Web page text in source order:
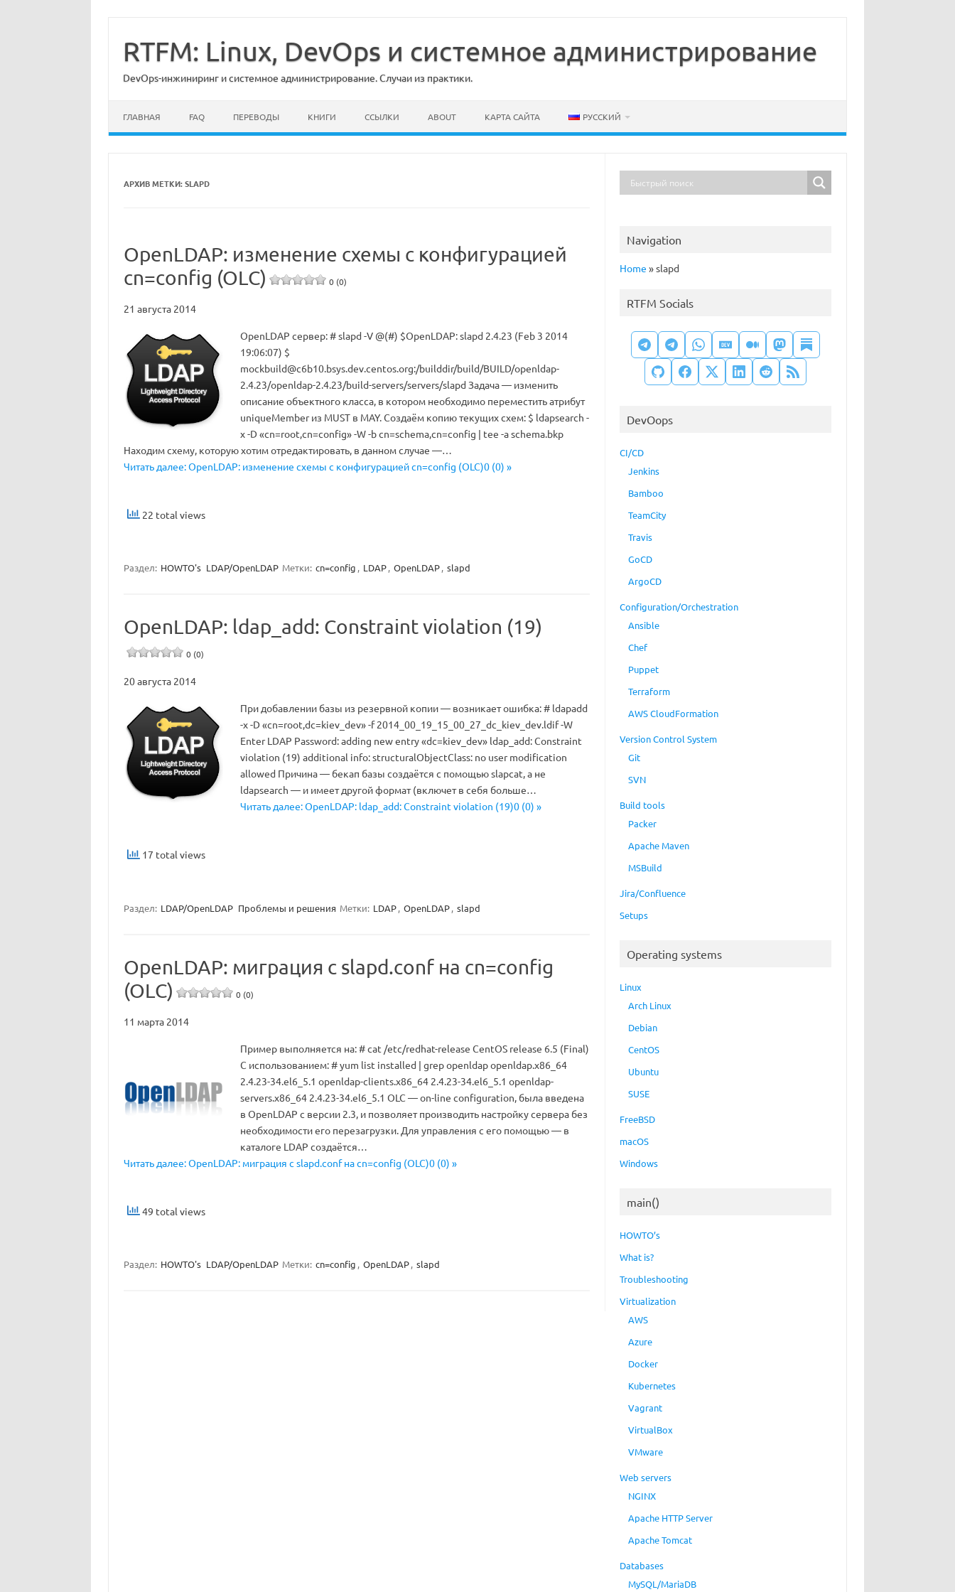
содержимому
RTFM: Linux, DevOps и системное администрирование
DevOps-инжиниринг и системное администрирование. Случаи из практики.
ГЛАВНАЯ FAQ ПЕРЕВОДЫ КНИГИ ССЫЛКИ ABOUT КАРТА САЙТА РУССКИЙ
АРХИВ МЕТКИ:SLAPD
OpenLDAP: изменение схемы с конфигурацией
cn=config (OLC)
0 (0)
21 августа 2014
OpenLDAP сервер: # slapd -V @(#) $OpenLDAP: slapd 2.4.23 (Feb 3 2014
19:06:07) $
mockbuild@c6b10.bsys.dev.centos.org:/builddir/build/BUILD/openldap-
2.4.23/openldap-2.4.23/build-servers/servers/slapd Задача — изменить
описание объектного класса, в котором необходимо переместить атрибут
uniqueMember из MUST в MAY. Создаём копию текущих схем: $ ldapsearch -
x -D «cn=root,cn=config» -W -b cn=schema,cn=config | tee -a schema.bkp
Находим схему, которую хотим отредактировать, в данном случае —…
Читать далее: OpenLDAP: изменение схемы с конфигурацией cn=config (OLC)0 (0) »
22 total views
Раздел: HOWTO's LDAP/OpenLDAP Метки: cn=config , LDAP, OpenLDAP, slapd
OpenLDAP: ldap_add: Constraint violation (19)
0 (0)
20 августа 2014
При добавлении базы из резервной копии — возникает ошибка: # ldapadd
-x -D «cn=root,dc=kiev_dev» -f 2014_00_19_15_00_27_dc_kiev_dev.ldif -W
Enter LDAP Password: adding new entry «dc=kiev_dev» ldap_add: Constraint
violation (19) additional info: structuralObjectClass: no user modification
allowed Причина — бекап базы создаётся с помощью slapcat, а не
ldapsearch — и имеет другой формат (включет в себя больше…
Читать далее: OpenLDAP: ldap_add: Constraint violation (19)0 (0) »
17 total views
Раздел: LDAP/OpenLDAP Проблемы и решения Метки: LDAP, OpenLDAP, slapd
OpenLDAP: миграция с slapd.conf на cn=config
(OLC)
0 (0)
11 марта 2014
Пример выполняется на: # cat /etc/redhat-release CentOS release 6.5 (Final)
С использованием: # yum list installed | grep openldap openldap.x86_64
2.4.23-34.el6_5.1 openldap-clients.x86_64 2.4.23-34.el6_5.1 openldap-
servers.x86_64 2.4.23-34.el6_5.1 OLC — on-line configuration, была введена
в OpenLDAP с версии 2.3, и позволяет производить настройку сервера без
необходимости его перезагрузки. Для управления с его помощью — в
каталоге LDAP создаётся…
Читать далее: OpenLDAP: миграция с slapd.conf на cn=config (OLC)0 (0) »
49 total views
Раздел: HOWTO's LDAP/OpenLDAP Метки: cn=config , OpenLDAP, slapd
Navigation
Home »slapd
RTFM Socials
DevOops
CI/CD
Jenkins
Bamboo
TeamCity
Travis
GoCD
ArgoCD
Configuration/Orchestration
Ansible
Chef
Puppet
Terraform
AWS CloudFormation
Version Control System
Git
SVN
Build tools
Packer
Apache Maven
MSBuild
Jira/Confluence
Setups
Operating systems
Linux
Arch Linux
Debian
CentOS
Ubuntu
SUSE
FreeBSD
macOS
Windows
main()
HOWTO’s
What is?
Troubleshooting
Virtualization
AWS
Azure
Docker
Kubernetes
Vagrant
VirtualBox
VMware
Web servers
NGINX
Apache HTTP Server
Apache Tomcat
Databases
MySQL/MariaDB